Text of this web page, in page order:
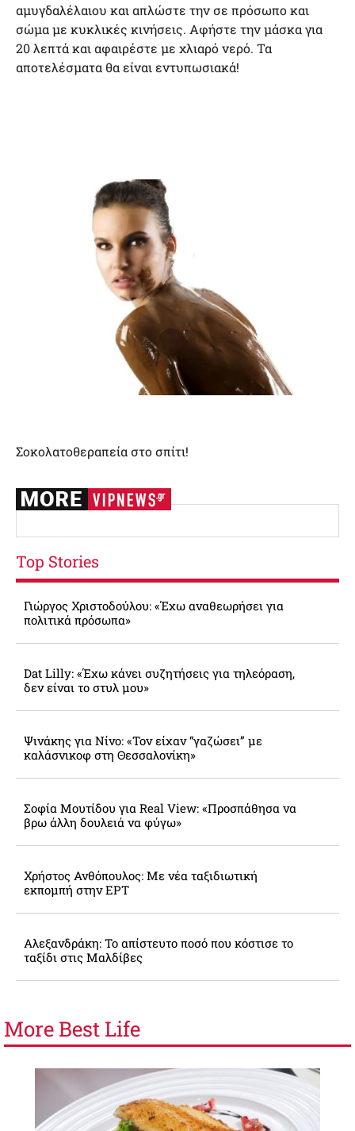
αμυγδαλέλαιου και απλώστε την σε πρόσωπο και
σώμα με κυκλικές κινήσεις. Αφήστε την μάσκα για
20 λεπτά και αφαιρέστε με χλιαρό νερό. Τα
αποτελέσματα θα είναι εντυπωσιακά!
Σοκολατοθεραπεία στο σπίτι!
Top Stories
Γιώργος Χριστοδούλου: «Έχω αναθεωρήσει για
πολιτικά πρόσωπα»
Dat Lilly: «Έχω κάνει συζητήσεις για τηλεόραση,
δεν είναι το στυλ μου»
Ψινάκης για Νίνο: «Τον είχαν “γαζώσει” με
καλάσνικοφ στη Θεσσαλονίκη»
Σοφία Μουτίδου για Real View: «Προσπάθησα να
βρω άλλη δουλειά να φύγω»
Χρήστος Ανθόπουλος: Με νέα ταξιδιωτική
εκπομπή στην ΕΡΤ
Αλεξανδράκη: Το απίστευτο ποσό που κόστισε το
ταξίδι στις Μαλδίβες
More Best Life